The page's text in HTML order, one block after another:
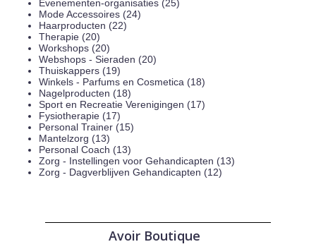
Evenementen-organisaties (25)
Mode Accessoires (24)
Haarproducten (22)
Therapie (20)
Workshops (20)
Webshops - Sieraden (20)
Thuiskappers (19)
Winkels - Parfums en Cosmetica (18)
Nagelproducten (18)
Sport en Recreatie Verenigingen (17)
Fysiotherapie (17)
Personal Trainer (15)
Mantelzorg (13)
Personal Coach (13)
Zorg - Instellingen voor Gehandicapten (13)
Zorg - Dagverblijven Gehandicapten (12)
Avoir Boutique